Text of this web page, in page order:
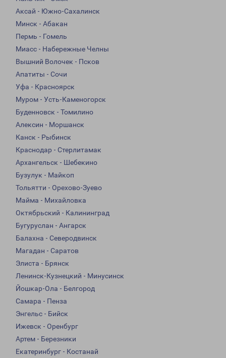
Аксай - Южно-Сахалинск
Минск - Абакан
Пермь - Гомель
Миасс - Набережные Челны
Вышний Волочек - Псков
Апатиты - Сочи
Уфа - Красноярск
Муром - Усть-Каменогорск
Буденновск - Томилино
Алексин - Моршанск
Канск - Рыбинск
Краснодар - Стерлитамак
Архангельск - Шебекино
Бузулук - Майкоп
Тольятти - Орехово-Зуево
Майма - Михайловка
Октябрьский - Калининград
Бугуруслан - Ангарск
Балахна - Северодвинск
Магадан - Саратов
Элиста - Брянск
Ленинск-Кузнецкий - Минусинск
Йошкар-Ола - Белгород
Самара - Пенза
Энгельс - Бийск
Ижевск - Оренбург
Артем - Березники
Екатеринбург - Костанай